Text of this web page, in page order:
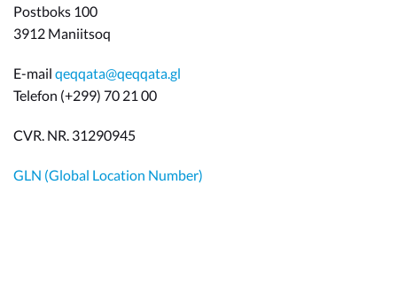
Postboks 100
3912 Maniitsoq
E-mail qeqqata@qeqqata.gl
Telefon (+299) 70 21 00
CVR. NR. 31290945
GLN (Global Location Number)